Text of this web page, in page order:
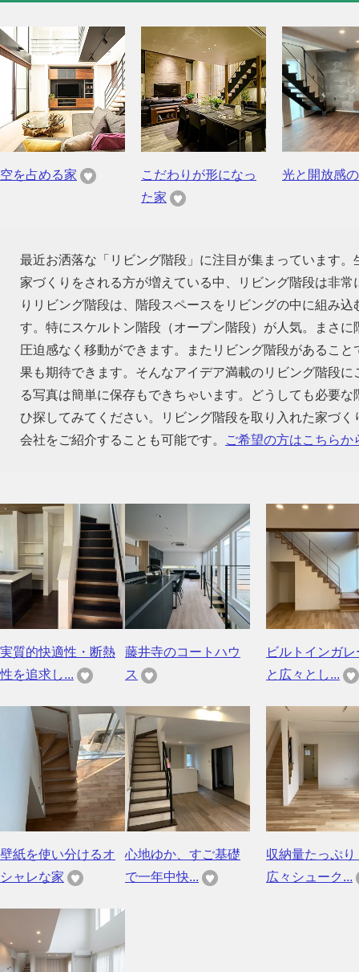
空を占める家
こだわりが形になっ
た家
光と開放感
最近お洒落な「リビング階段」に注目が集まっています
家づくりをされる方が増えている中、リビング階段は非
りリビング階段は、階段スペースをリビングの中に組み
す。特にスケルトン階段（オープン階段）が人気。まさ
圧迫感なく移動ができます。またリビング階段があるこ
果も期待できます。そんなアイデア満載のリビング階段
る写真は簡単に保存もできちゃいます。どうしても必要
ひ探してみてください。リビング階段を取り入れた家づ
会社をご紹介することも可能です。
ご希望の方はこちらか
実質的快適性・断熱
性を追求し...
藤井寺のコートハウ
ス
ビルトインガレ
と広々とし...
壁紙を使い分けるオ
シャレな家
心地ゆか、すご基礎
で一年中快...
収納量たっぷり
広々シューク...